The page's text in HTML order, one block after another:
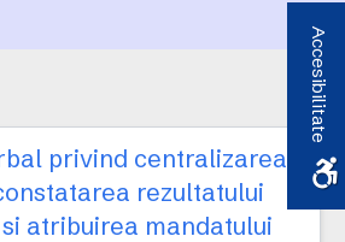
privind centralizarea
rezultatului
atribuirea mandatului
Accesibilitate